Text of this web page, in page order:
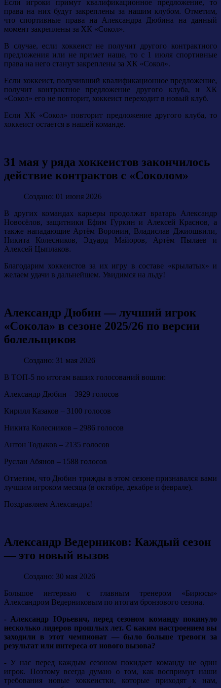
Если игроки примут квалификационное предложение, то
права на них будут закреплены за нашим клубом. Отметим,
что спортивные права на Александра Дюбина на данный
момент закреплены за ХК «Сокол».
В случае, если хоккеист не получит другого контрактного
предложения или не примет наше, то с 1 июля спортивные
права на него станут закреплены за ХК «Сокол».
Если хоккеист, получивший квалификационное предложение,
получит контрактное предложение другого клуба, и ХК
«Сокол» его не повторит, хоккеист переходит в новый клуб.
Если ХК «Сокол» повторит предложение другого клуба, то
хоккеист остается в нашей команде.
31 мая у ряда хоккеистов закончилось
действие контрактов с «Соколом»
Создано: 01 июня 2026
В других командах карьеры продолжат вратарь Александр
Новосёлов, защитники Ефим Гуркин и Алексей Краснов, а
также нападающие Артём Воронин, Владислав Джиошвили,
Никита Колесников, Эдуард Майоров, Артём Пылаев и
Алексей Цыплаков.
Благодарим хоккеистов за их игру в составе «крылатых» и
желаем удачи в дальнейшем. Увидимся на льду!
Александр Дюбин — лучший игрок
«Сокола» в сезоне 2025/26 по версии
болельщиков
Создано: 31 мая 2026
В ТОП-5 по итогам ваших голосований вошли:
Александр Дюбин – 3929 голосов
Кирилл Казаков – 3100 голосов
Никита Колесников – 2986 голосов
Антон Тодыков – 2135 голосов
Руслан Абянов – 1588 голосов
Отметим, что Дюбин трижды в этом сезоне признавался вами
лучшим игроком месяца (в октябре, декабре и феврале).
Поздравляем Александра!
Александр Ведерников: Каждый сезон
— это новый вызов
Создано: 30 мая 2026
Большое интервью с главным тренером «Бирюсы»
Александром Ведерниковым по итогам бронзового сезона.
- Александр Юрьевич, перед сезоном команду покинуло
несколько лидеров прошлых лет. С каким настроением вы
заходили в этот чемпионат — было больше тревоги за
результат или интереса от нового вызова?
- У нас перед каждым сезоном покидает команду не один
игрок. Поэтому всегда думаю о том, как воспримут наши
требования новые хоккеистки, которые приходят к нам,